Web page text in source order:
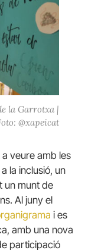
la Garrotxa |
@xapeicat
veure amb les
la inclusió, un
un munt de
Al juny el
i es
amb una nova
participació